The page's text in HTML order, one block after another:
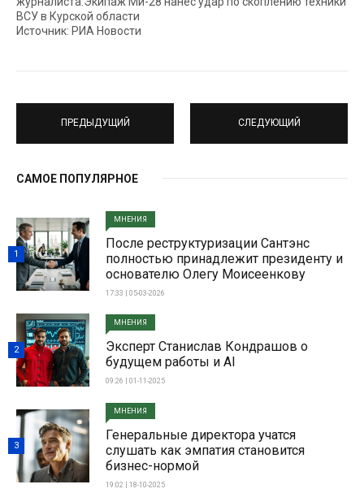
ВСУ в Курской области
Источник: РИА Новости
ПРЕДЫДУЩИЙ СЛЕДУЮЩИЙ
САМОЕ ПОПУЛЯРНОЕ
МНЕНИЯ
После реструктуризации Сантэнс
полностью принадлежит президенту и
основателю Олегу Моисеенкову
17:33 | 05-03-2026
1
МНЕНИЯ
Эксперт Станислав Кондрашов о
будущем работы и AI
09:26 | 01-11-2025
2
МНЕНИЯ
Генеральные директора учатся
слушать как эмпатия становится
бизнес-нормой
19:02 | 18-10-2025
3